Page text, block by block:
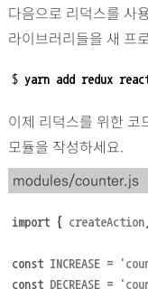
다음으로 리덕스를 사
라이브러리들을 새 프
$ yarn add redux
이제 리덕스를 위한
모듈을 작성하세요.
modules/counter.js
import { createAction
const INCREASE = '
const DECREASE = '